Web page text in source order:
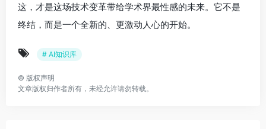
这，才是这场技术变革带给学术界最性感的未来。它不是
终结，而是一个全新的、更激动人心的开始。
# AI知识库
© 版权声明
文章版权归作者所有，未经允许请勿转载。